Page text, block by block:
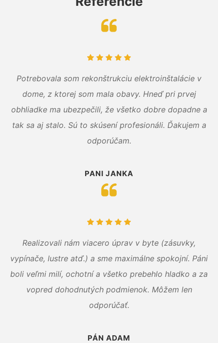
Potrebovala som rekonštrukciu elektroinštalácie v
dome, z ktorej som mala obavy. Hneď pri prvej
obhliadke ma ubezpečili, že všetko dobre dopadne a
tak sa aj stalo. Sú to skúsení profesionáli. Ďakujem a
odporúčam.
PANI JANKA
Realizovali nám viacero úprav v byte (zásuvky,
vypínače, lustre atď.) a sme maximálne spokojní. Páni
boli veľmi milí, ochotní a všetko prebehlo hladko a za
vopred dohodnutých podmienok. Môžem len
odporúčať.
PÁN ADAM